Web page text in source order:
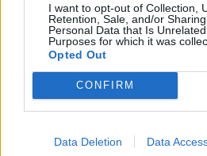
I want to opt-out of Collection,
Retention, Sale, and/or
Personal Data that Is
Purposes for which it was
Opted Out
CONFIRM
Data Deletion Data
Télécharger légalement les
Télécharger légalement les
Trouver des vinyles et des CD
Trouver un instrument de
meilleur prix sur
Paroles + Traduction